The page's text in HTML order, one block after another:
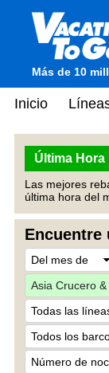
Más de 10
Inicio
Última Hora
Las mejores
última hora del
Encuentre